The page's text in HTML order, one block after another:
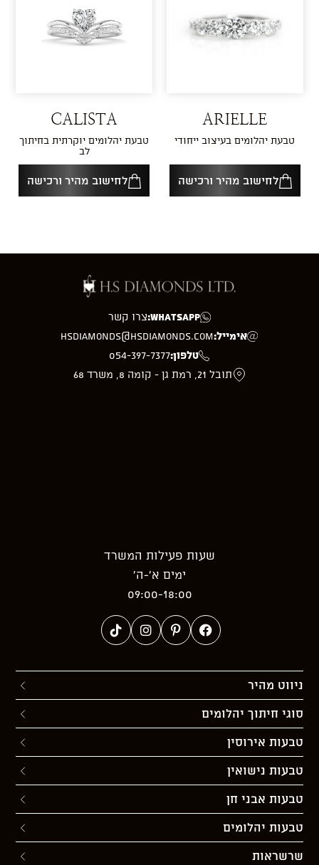
ARIELLE
טבעת יהלומים בעיצוב ייחודי
לחישוב מהיר ורכישה
CALISTA
טבעת יהלומים יוקרתית בחיתוך
לב
לחישוב מהיר ורכישה
WhatsApp: צרו קשר
אימייל:hsdiamonds@hsdiamonds.com
טלפון:054-397-7377
תובל 21, רמת גן - קומה 8, משרד 68
שעות פעילות המשרד
ימים א’-ה’
09:00-18:00
ניווט מהיר
סוגי חיתוך יהלומים
טבעות אירוסין
טבעות נישואין
טבעות אבני חן
טבעות יהלומים
שרשראות